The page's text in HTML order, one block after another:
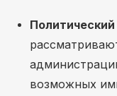
возможных